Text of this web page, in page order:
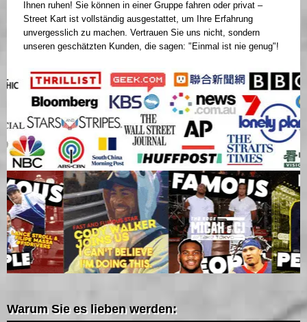
Ihnen ruhen! Sie können in einer Gruppe fahren oder privat –
Street Kart ist vollständig ausgestattet, um Ihre Erfahrung
unvergesslich zu machen. Vertrauen Sie uns nicht, sondern
unseren geschätzten Kunden, die sagen: "Einmal ist nie genug"!
Warum Sie es lieben werden: